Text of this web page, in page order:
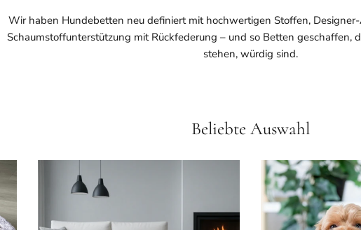
Wir haben Hundebetten neu definiert mit hochwertigen Stoffen,
Schaumstoffunterstützung mit Rückfederung – und so Betten geschaffen,
stehen, würdig sind.
Beliebte Auswahl